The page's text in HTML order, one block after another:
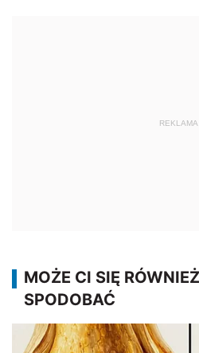
REKLAMA